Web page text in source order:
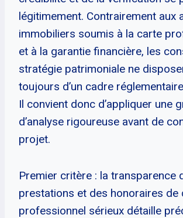
légitimement. Contrairement aux
immobiliers soumis à la carte
et à la garantie financière, les
stratégie patrimoniale ne
toujours d’un cadre
Il convient donc d’appliquer une
d’analyse rigoureuse avant de
projet.
Premier critère : la transparence
prestations et des honoraires de
professionnel sérieux détaille